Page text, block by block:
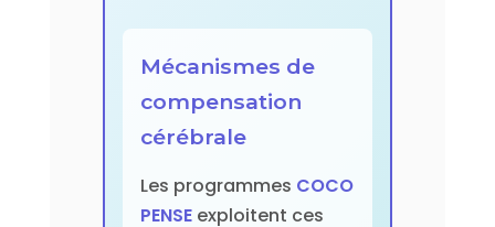
Mécanismes de
compensation
cérébrale
Les programmes COCO
PENSEexploitent ces